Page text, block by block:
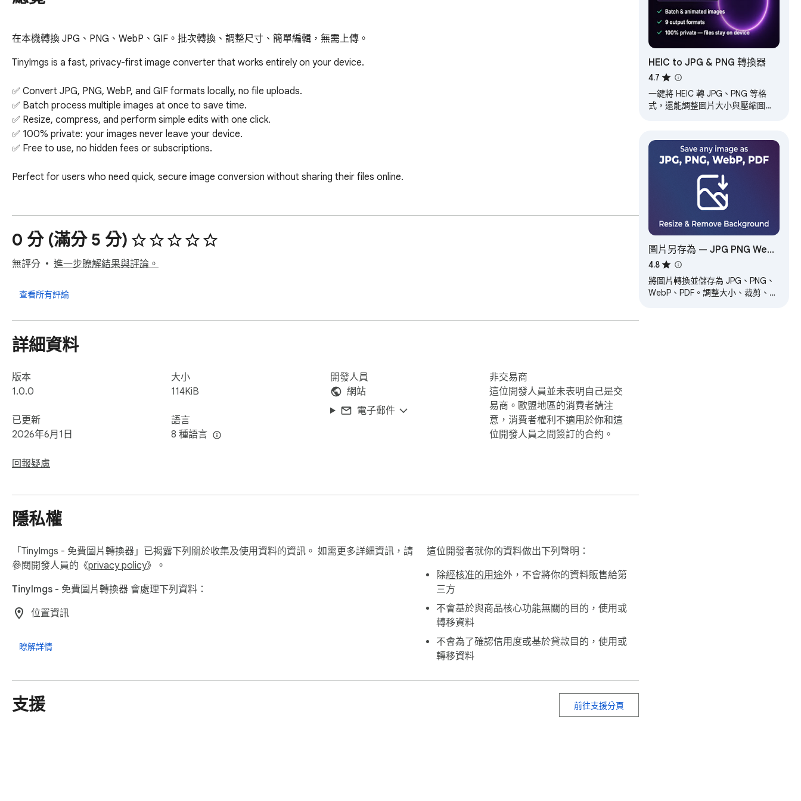
在本機轉換 JPG、PNG、WebP、GIF。批次轉換、調整尺寸、簡單編輯，無需上傳。
TinyImgs is a fast, privacy-first image converter that works entirely on your device.
✅ Convert JPG, PNG, WebP, and GIF formats locally, no file uploads.
✅ Batch process multiple images at once to save time.
✅ Resize, compress, and perform simple edits with one click.
✅ 100% private: your images never leave your device.
✅ Free to use, no hidden fees or subscriptions.
Perfect for users who need quick, secure image conversion without sharing their files online.
0 分 (滿分 5 分)
無評分 進一步瞭解結果與評論。
查看所有評論
詳細資料
版本
1.0.0
已更新
2026年6月1日
回報疑慮
大小
114KiB
語言
8 種語言
開發人員
網站
電子郵件
非交易商
這位開發人員並未表明自己是交
易商。歐盟地區的消費者請注
意，消費者權利不適用於你和這
位開發人員之間簽訂的合約。
隱私權
「TinyImgs - 免費圖片轉換器」已揭露下列關於收集及使用資料的資訊。 如需更多詳細資訊，請
參閱開發人員的《privacy policy》。
TinyImgs - 免費圖片轉換器 會處理下列資料：
位置資訊
瞭解詳情
這位開發者就你的資料做出下列聲明：
除經核准的用途外，不會將你的資料販售給第
三方
不會基於與商品核心功能無關的目的，使用或
轉移資料
不會為了確認信用度或基於貸款目的，使用或
轉移資料
支援 前往支援分頁
HEIC to JPG & PNG 轉換器
4.7
一鍵將 HEIC 轉 JPG、PNG 等格
式，還能調整圖片大小與壓縮圖
圖片另存為 — JPG PNG WebP
PDF，調整大小與去背
4.8
將圖片轉換並儲存為 JPG、PNG、
WebP、PDF。調整大小、裁剪、註